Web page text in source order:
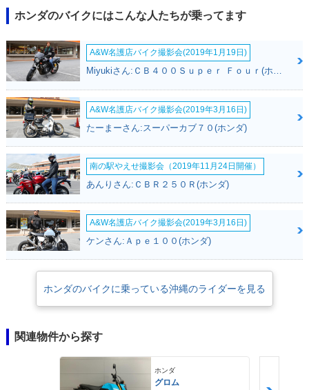
680ccのVツインエンジン、もっとも肝心の油圧機械式無段変速機構な
ど、基本的な構成は、コンセプトモデルそのままだった。革新的なオート
マチックトランスミッションを搭載し、話題をさらったものの、DN-01は
翌年にカラーチェンジを行ったあと、早々とラインナップから外れていっ
た。しかしながら、二輪車のオートマミッションとして、ホンダは、
2009年9月にDCT（デュアルクラッチトランスミッション）を発表。
願、「オートマの大型スポーツバイクというジャンルの普及」は達成され
た。DN-01がラインナップされていた当時、日本のAT限定大型二輪免許に
は、650ccまでという制限があり、オートマ車ながら、（制限なしの）大
型二輪免許が必要だった。［追記］AT限定大型二輪免許は、2019年12月1
日から施行された道路交通法施行令の一部改正に伴い、従来の「総排気量
0.650リットル以下」という限定が撤廃され、排気量の上限なく、クラッ
チ操作を必要としない車両を運転することが可能になった。よって、DN-
01は発売から10年以上を経て、AT限定免許で運転することが可能になっ
た。
ホンダのバイクにはこんな人たちが乗ってます
A&W名護店バイク撮影会(2019年1月19日)
Miyukiさん:ＣＢ４００Ｓｕｐｅｒ Ｆｏｕｒ(ホンダ)
A&W名護店バイク撮影会(2019年3月16日)
たーまーさん:スーパーカブ７０(ホンダ)
南の駅やえせ撮影会（2019年11月24日開催）
あんりさん:ＣＢＲ２５０Ｒ(ホンダ)
A&W名護店バイク撮影会(2019年3月16日)
ケンさん:Ａｐｅ１００(ホンダ)
ホンダのバイクに乗っている沖縄のライダーを見る
関連物件から探す
ホンダ
グロム